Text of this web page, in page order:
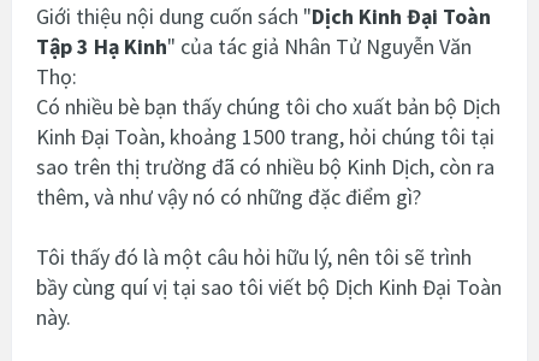
Giới thiệu nội dung cuốn sách "Dịch Kinh Đại Toàn
Tập 3 Hạ Kinh" của tác giả Nhân Tử Nguyễn Văn
Thọ:
Có nhiều bè bạn thấy chúng tôi cho xuất bản bộ Dịch
Kinh Đại Toàn, khoảng 1500 trang, hỏi chúng tôi tại
sao trên thị trường đã có nhiều bộ Kinh Dịch, còn ra
thêm, và như vậy nó có những đặc điểm gì?
Tôi thấy đó là một câu hỏi hữu lý, nên tôi sẽ trình
bầy cùng quí vị tại sao tôi viết bộ Dịch Kinh Đại Toàn
này.